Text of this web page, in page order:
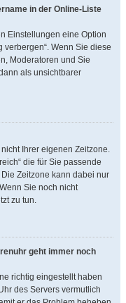
in der Online-Liste
Einstellungen eine Option
verbergen“. Wenn Sie diese
Moderatoren und Sie
als unsichtbarer
Ihrer eigenen Zeitzone.
die für Sie passende
Zeitzone kann dabei nur
Sie noch nicht
zu tun.
geht immer noch
richtig eingestellt haben
des Servers vermutlich